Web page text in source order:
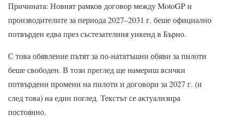
Причината: Новият рамков договор между MotoGP и
производителите за периода 2027–2031 г. беше официално
потвърден едва през състезателния уикенд в Бърно.
С това обявление пътят за по-нататъшни обяви за пилоти
беше свободен. В този преглед ще намериш всички
потвърдени промени на пилоти и договори за 2027 г. (и
след това) на един поглед. Текстът се актуализира
постоянно.